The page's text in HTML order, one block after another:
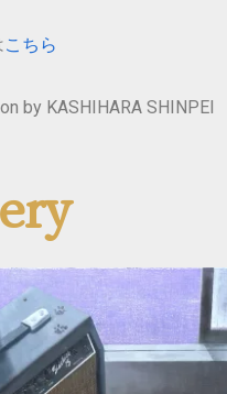
こちら
by KASHIHARA SHINPEI